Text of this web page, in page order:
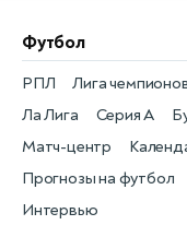
Футбол
РПЛ
Матч-центр
Лига
Прогнозы на футбол
Ла Лига Серия А
Интервью